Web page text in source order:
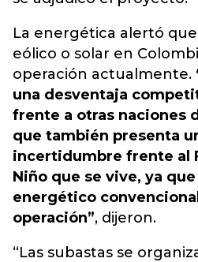
La energética alertó
eólico o solar en
operación actualmente.
una desventaja
frente a otras naciones
que también presenta
incertidumbre frente al
Niño que se vive, ya
energético
operación”, dijeron.
“Las subastas se